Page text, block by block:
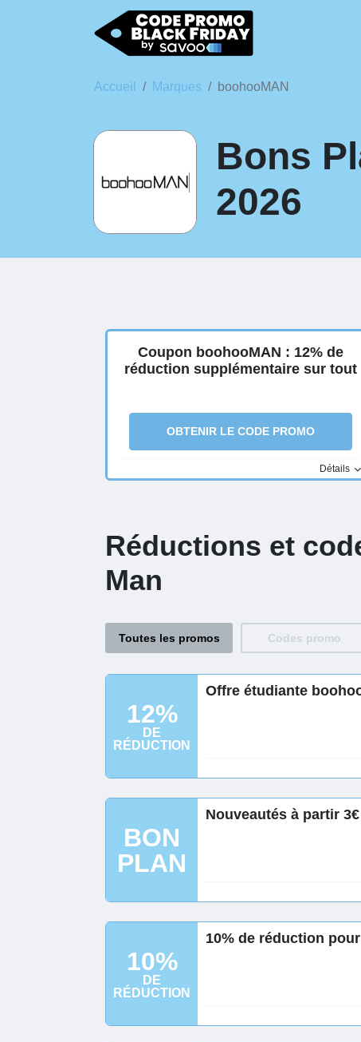
Accueil Marques boohooMAN
Bons
2026
Coupon boohooMAN : 12% de
réduction supplémentaire sur tout
OBTENIR LE CODE PROMO
Détails
Réductions et
Man
Toutes les promos Codes promo
12%
DE
RÉDUCTION
Offre étudiante
BON
PLAN
Nouveautés à partir
10%
DE
RÉDUCTION
10% de réduction